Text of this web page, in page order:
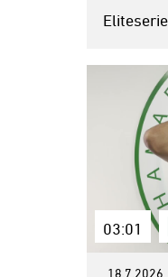
03:01
18.7.2026